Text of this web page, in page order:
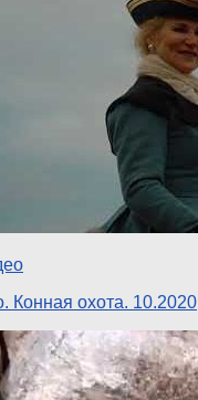
Конная охота. 10.2020